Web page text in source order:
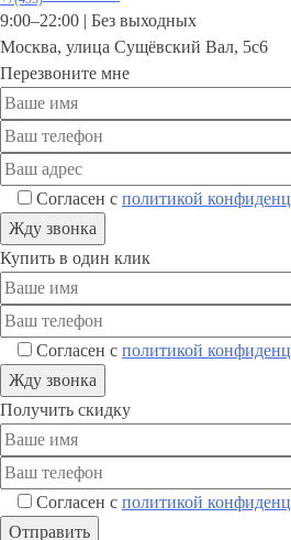
9:00–22:00 | Без выходных
Москва, улица Сущёвский Вал, 5с6
Перезвоните мне
Согласен с политикой
Купить в один клик
Согласен с политикой
Получить скидку
Согласен с политикой